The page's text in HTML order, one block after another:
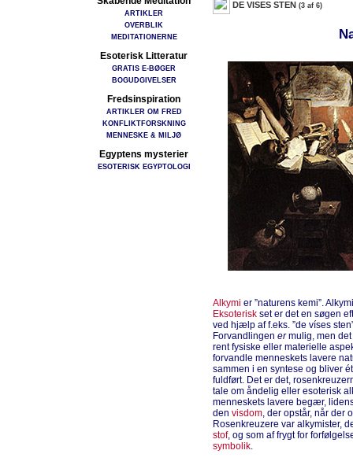
ARTIKLER
OVERBLIK
MEDITATIONERNE
Esoterisk Litteratur
GRATIS E-BØGER
BOGUDGIVELSER
Fredsinspiration
ARTIKLER OM FRED
KONFLIKTFORSKNING
MENNESKE & MILJØ
Egyptens mysterier
ESOTERISK EGYPTOLOGI
DE VISES STEN (3 af 6)
Alkymi er ”naturens kemi”.
Eksoterisk set er det en søgen
ved hjælp af f.eks. ”de víses
Forvandlingen ermulig, men
rent fysiske eller materielle
forvandle menneskets lavere
sammen i en syntese og bliver
fuldført. Det er det,
tale om åndelig eller esoterisk
menneskets lavere begær,
den visdom, der opstår, når der
Rosenkreuzere var alkymister,
stof, og som af frygt for
symbolik.